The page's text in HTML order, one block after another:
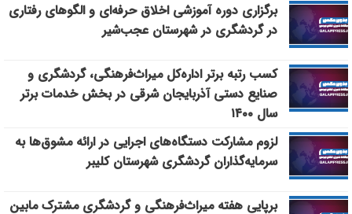
برگزاری دوره آموزشی اخلاق حرفه‌ای و الگوهای رفتاری
در گردشگری در شهرستان عجب‌شیر
کسب رتبه برتر اداره‌کل میراث‌فرهنگی، گردشگری و
صنایع دستی آذربایجان شرقی در بخش خدمات برتر
سال ۱۴۰۰
لزوم مشارکت دستگاه‌های اجرایی در ارائه مشوق‌ها به
سرمایه‌گذاران گردشگری شهرستان کلیبر
برپایی هفته میراث‌فرهنگی و گردشگری مشترک مابین